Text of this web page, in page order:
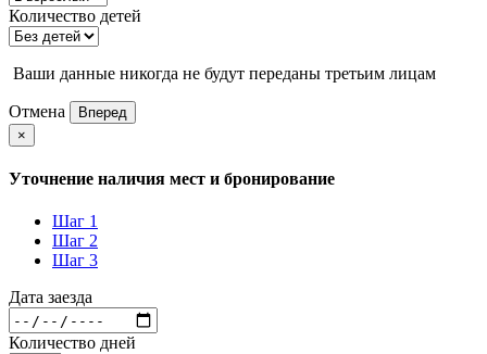
Количество детей
Ваши данные никогда не будут переданы третьим лицам
Отмена
Вперед
×
Уточнение наличия мест и бронирование
Шаг 1
Шаг 2
Шаг 3
Дата заезда
Количество дней